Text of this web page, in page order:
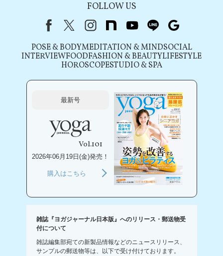
FOLLOW US
FacebookX（旧Twitter）
instagram
note youtubeline
POSE & BODYMEDITATION & MINDSOCIAL
INTERVIEWFOODFASHION & BEAUTYLIFESTYLE
HOROSCOPESTUDIO & SPA
最新号
Vol.101
2026年06月19日(金)発売！
購入はこちら
雑誌『ヨガジャーナル日本版』へのリリース・郵送物受
付について
雑誌編集部宛ての新製品情報などのニュースリリース、
サンプルの郵送物等は、以下で受け付けております。